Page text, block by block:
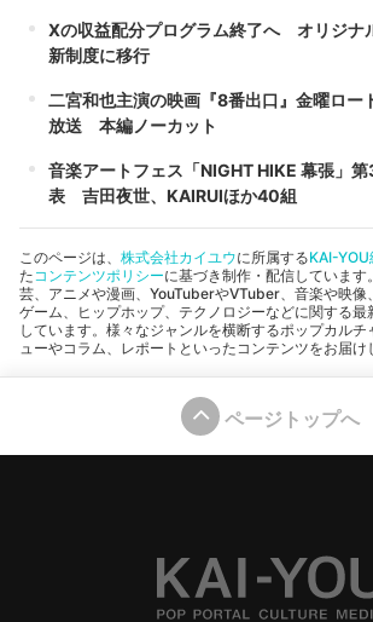
Xの収益配分プログラム終了へ オリジナ
新制度に移行
二宮和也主演の映画『8番出口』金曜ロー
放送 本編ノーカット
音楽アートフェス「NIGHT HIKE 幕張」
表 吉田夜世、KAIRUIほか40組
このページは、 株式会社カイユウに所属するKAI-
た コンテンツポリシーに基づき制作・配信しています
芸、アニメや漫画、YouTuberやVTuber、音楽や映像
ゲーム、ヒップホップ、テクノロジーなどに関する最
しています。様々なジャンルを横断するポップカル
ューやコラム、レポートといったコンテンツをお届け
ページトップへ